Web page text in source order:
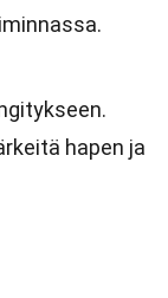
hapen ja